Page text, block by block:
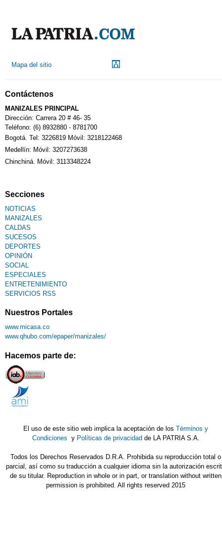
Mapa del sitio
Contáctenos
MANIZALES PRINCIPAL
Dirección: Carrera 20 # 46- 35
Teléfono: (6) 8932880 - 8781700
Bogotá. Tel: 3226819 Móvil: 3218122468
Medellín: Móvil: 3207273638
Chinchiná. Móvil: 3113348224
Secciones
NOTICIAS
MANIZALES
CALDAS
SUCESOS
DEPORTES
OPINIÓN
SOCIAL
ESPECIALES
ENTRETENIMIENTO
SERVICIOS RSS
Nuestros Portales
www.micasa.co
www.qhubo.com/epaper/manizales/
Hacemos parte de:
El uso de este sitio web implica la aceptación de losTérminos y
Condiciones y Políticas de privacidad de LA PATRIA S.A.
Todos los Derechos Reservados D.R.A. Prohibida su reproducción total o
parcial, así como su traducción a cualquier idioma sin la autorización
de su titular. Reproduction in whole or in part, or translation without written
permission is prohibited. All rights reserved 2015